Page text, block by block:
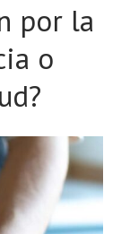
por la
o